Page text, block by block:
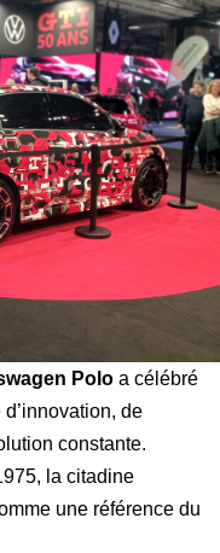
Polo a célébré
de
constante.
la citadine
une référence du